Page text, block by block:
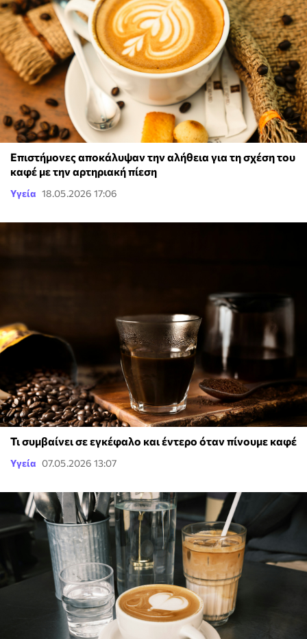
Επιστήμονες αποκάλυψαν την αλήθεια για τη σχέση του
καφέ με την αρτηριακή πίεση
Υγεία 18.05.2026 17:06
Τι συμβαίνει σε εγκέφαλο και έντερο όταν πίνουμε καφέ
Υγεία 07.05.2026 13:07